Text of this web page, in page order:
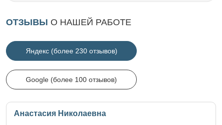
ОТЗЫВЫ О НАШЕЙ РАБОТЕ
Яндекс (более 230 отзывов)
Google (более 100 отзывов)
Анастасия Николаевна